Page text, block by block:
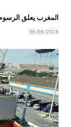
المغرب يعلق الرسوم
06/08/2026